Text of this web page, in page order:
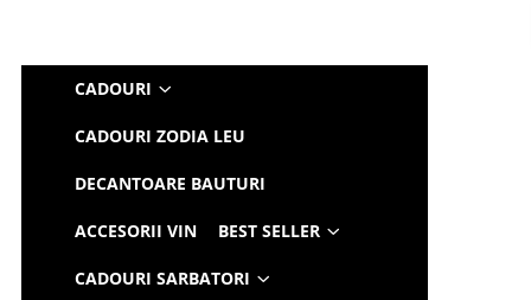
CADOURI
CADOURI ZODIA LEU
DECANTOARE BAUTURI
ACCESORII VIN BEST SELLER
CADOURI SARBATORI